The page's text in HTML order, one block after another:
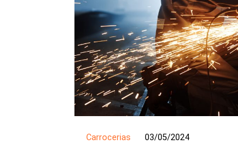
Carrocerias 03/05/2024